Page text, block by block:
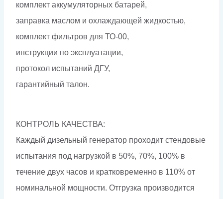
комплект аккумуляторных батарей,
заправка маслом и охлаждающей жидкостью,
комплект фильтров для ТО-00,
инструкции по эксплуатации,
протокол испытаний ДГУ,
гарантийный талон.
КОНТРОЛЬ КАЧЕСТВА:
Каждый дизельный генератор проходит стендовые
испытания под нагрузкой в 50%, 70%, 100% в
течение двух часов и кратковременно в 110% от
номинальной мощности. Отгрузка производится